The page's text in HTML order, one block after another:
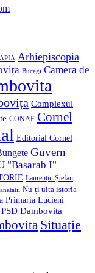
Opens
APIA Arhiepiscopia
Bucegi Camera de
Complexul
CONAF Cornel
Editorial Cornel
Guvern
"Basarab I"
Laurențiu Ștefan
Nu-ți uita istoria
Primaria Lucieni
PSD Dambovita
Situație